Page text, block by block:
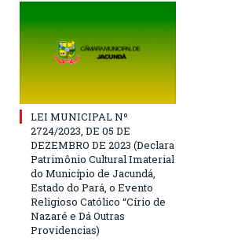
LEI MUNICIPAL Nº
2724/2023, DE 05 DE
DEZEMBRO DE 2023 (Declara
Patrimônio Cultural Imaterial
do Município de Jacundá,
Estado do Pará, o Evento
Religioso Católico “Círio de
Nazaré e Dá Outras
Providencias)